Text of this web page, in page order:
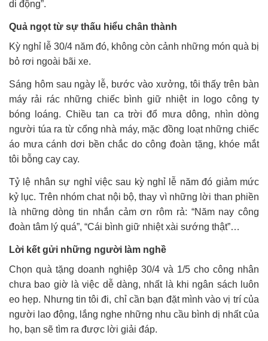
di động”.
Quả ngọt từ sự thấu hiểu chân thành
Kỳ nghỉ lễ 30/4 năm đó, không còn cảnh những món quà bị
bỏ rơi ngoài bãi xe.
Sáng hôm sau ngày lễ, bước vào xưởng, tôi thấy trên bàn
máy rải rác những chiếc bình giữ nhiệt in logo công ty
bóng loáng. Chiều tan ca trời đổ mưa dông, nhìn dòng
người túa ra từ cổng nhà máy, mặc đồng loạt những chiếc
áo mưa cánh dơi bền chắc do công đoàn tặng, khóe mắt
tôi bỗng cay cay.
Tỷ lệ nhân sự nghỉ việc sau kỳ nghỉ lễ năm đó giảm mức
kỷ lục. Trên nhóm chat nội bộ, thay vì những lời than phiền
là những dòng tin nhắn cảm ơn rôm rả: “Năm nay công
đoàn tâm lý quá”, “Cái bình giữ nhiệt xài sướng thật”…
Lời kết gửi những người làm nghề
Chọn quà tặng doanh nghiệp 30/4 và 1/5 cho công nhân
chưa bao giờ là việc dễ dàng, nhất là khi ngân sách luôn
eo hẹp. Nhưng tin tôi đi, chỉ cần bạn đặt mình vào vị trí của
người lao động, lắng nghe những nhu cầu bình dị nhất của
họ, bạn sẽ tìm ra được lời giải đáp.